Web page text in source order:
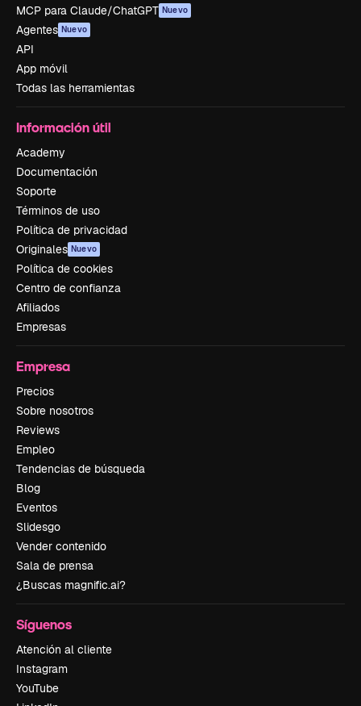
MCP para Claude/ChatGPT Nuevo
Agentes Nuevo
API
App móvil
Todas las herramientas
Información útil
Academy
Documentación
Soporte
Términos de uso
Política de privacidad
Originales Nuevo
Política de cookies
Centro de confianza
Afiliados
Empresas
Empresa
Precios
Sobre nosotros
Reviews
Empleo
Tendencias de búsqueda
Blog
Eventos
Slidesgo
Vender contenido
Sala de prensa
¿Buscas magnific.ai?
Síguenos
Atención al cliente
Instagram
YouTube